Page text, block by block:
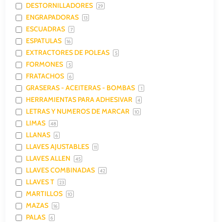
DESTORNILLADORES 29
ENGRAPADORAS 13
ESCUADRAS 7
ESPATULAS 16
EXTRACTORES DE POLEAS 5
FORMONES 5
FRATACHOS 6
GRASERAS - ACEITERAS - BOMBAS 1
HERRAMIENTAS PARA ADHESIVAR 4
LETRAS Y NUMEROS DE MARCAR 10
LIMAS 48
LLANAS 6
LLAVES AJUSTABLES 11
LLAVES ALLEN 45
LLAVES COMBINADAS 42
LLAVES T 23
MARTILLOS 10
MAZAS 16
PALAS 6